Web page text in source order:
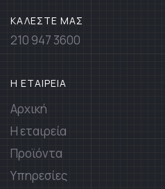
ΚΑΛΕΣΤΕ ΜΑΣ
210 947 3600
Η ΕΤΑΙΡΕΙΑ
Αρχική
Η εταιρεία
Προϊόντα
Υπηρεσίες